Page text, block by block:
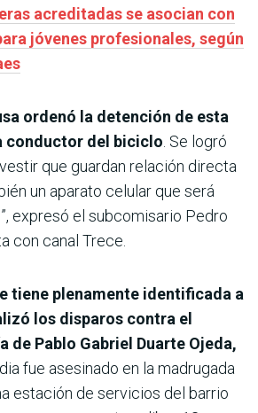
acreditadas se asocian con
jóvenes profesionales, según
ordenó la detención de esta
conductor del biciclo. Se logró
que guardan relación directa
un aparato celular que será
expresó el subcomisario Pedro
con canal Trece.
tiene plenamente identificada a
los disparos contra el
de Pablo Gabriel Duarte Ojeda,
fue asesinado en la madrugada
estación de servicios del barrio